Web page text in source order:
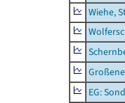
Wiehe,
EG: